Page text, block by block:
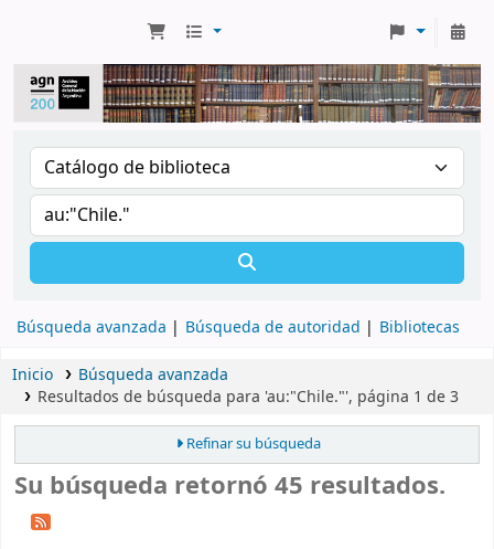
Búsqueda avanzada Búsqueda de autoridad Bibliotecas
Inicio
Búsqueda avanzada
Resultados de búsqueda para 'au:"Chile."', página 1 de 3
Refinar su búsqueda
Su búsqueda retornó 45 resultados.